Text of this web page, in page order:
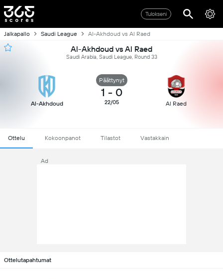
Tulokseni
Jalkapallo Saudi League Al-Akhdoud vs Al Raed
Al-Akhdoud vs Al Raed
Saudi Arabia, Saudi League, Round 33
Al-Akhdoud
Päättynyt
1 - 0
22/05 Al Raed
Ottelu Kokoonpanot Tilastot Vastakkain
Ad
Ottelutapahtumat